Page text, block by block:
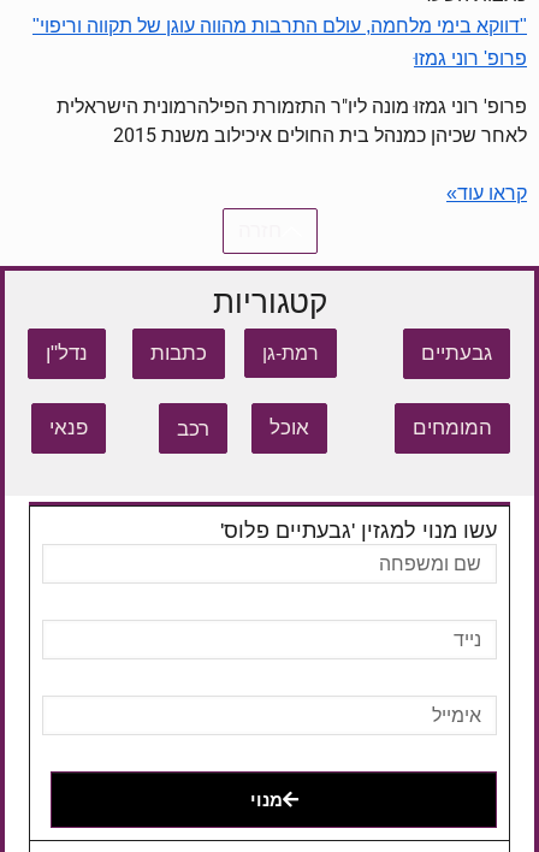
"דווקא בימי מלחמה, עולם התרבות מהווה עוגן של תקווה וריפוי"
פרופ' רוני גמזוּ
פרופ' רוני גמזוּ מונה ליו"ר התזמורת הפילהרמונית הישראלית
לאחר שכיהן כמנהל בית החולים איכילוב משנת 2015
קראו עוד»
קטגוריות
גבעתיים רמת-גן כתבות נדל"ן
המומחים אוכל רכב פנאי
עשו מנוי למגזין 'גבעתיים פלוס'
מנוי